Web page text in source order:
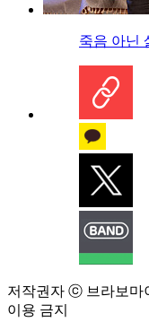
죽음 아닌
저작권자 ⓒ 브라보마
이용 금지